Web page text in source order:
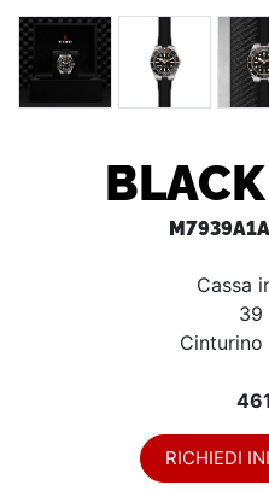
Cassa
39
Cinturino
RICHIEDI